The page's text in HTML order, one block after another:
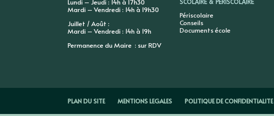
Lundi – Jeudi : 14h à 17h30
Mardi – Vendredi : 14h à 19h30
Juillet / Août :
Mardi – Vendredi : 14h à 19h
Permanence du Maire : sur RDV
SCOLAIRE & PERISCOLAIRE
Périscolaire
Conseils
Documents école
PLAN DU SITE MENTIONS LEGALES POLITIQUE DE CONFIDENTIALITE